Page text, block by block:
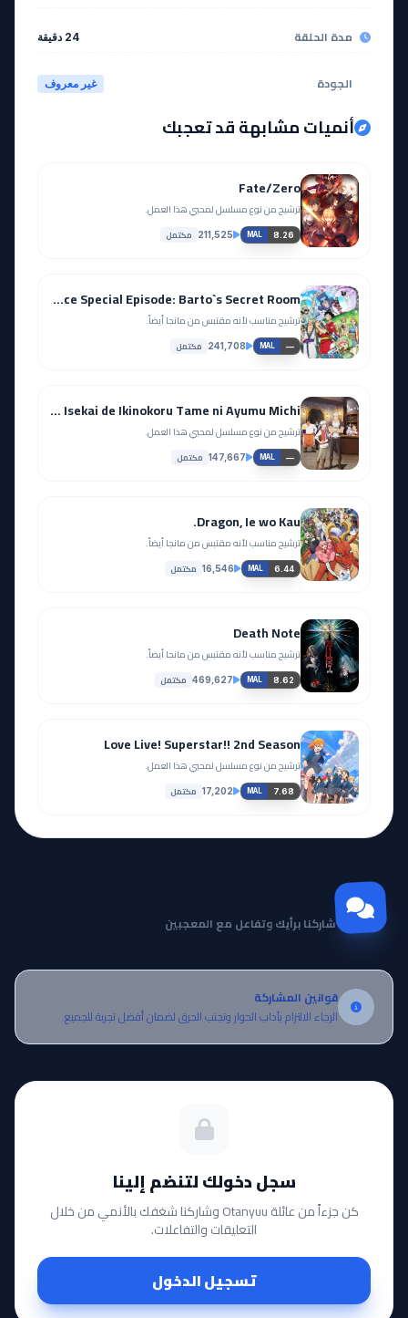
مدة الحلقة 24 دقيقة
الجودة غير معروف
أنميات مشابهة قد تعجبك
Fate/Zero
ترشيح من نوع مسلسل لمحبي هذا العمل.
MAL 8.26
211,525 مكتمل
One Piece Special Episode: Barto`s Secret Room
ترشيح مناسب لأنه مقتبس من مانجا أيضاً.
MAL —
241,708 مكتمل
Seija Musou: Salaryman, Isekai de Ikinokoru Tame ni Ayumu Michi
ترشيح من نوع مسلسل لمحبي هذا العمل.
MAL —
147,667 مكتمل
Dragon, Ie wo Kau.
ترشيح مناسب لأنه مقتبس من مانجا أيضاً.
MAL 6.44
16,546 مكتمل
Death Note
ترشيح مناسب لأنه مقتبس من مانجا أيضاً.
MAL 8.62
469,627 مكتمل
Love Live! Superstar!! 2nd Season
ترشيح من نوع مسلسل لمحبي هذا العمل.
MAL 7.68
17,202 مكتمل
مجتمع Otanyuu
شاركنا برأيك وتفاعل مع المعجبين
قوانين المشاركة
الرجاء الالتزام بآداب الحوار وتجنب الحرق لضمان أفضل تجربة للجميع.
سجل دخولك لتنضم إلينا
كن جزءاً من عائلة Otanyuu وشاركنا شغفك بالأنمي من خلال
التعليقات والتفاعلات.
تسجيل الدخول